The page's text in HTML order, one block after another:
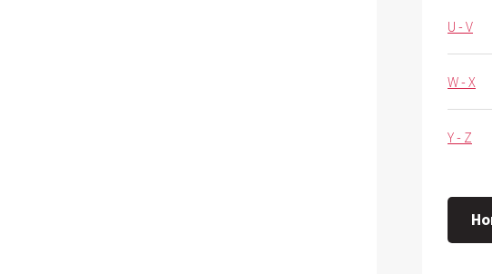
U - V
W - X
Y - Z